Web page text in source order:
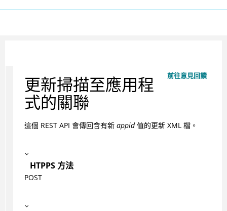
前往意見回饋
更新掃描至應用程
式的關聯
這個 REST API 會傳回含有新 appid值的更新 XML 檔。
HTPPS 方法
POST